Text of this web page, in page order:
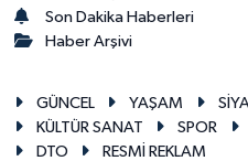
Son Dakika Haberleri
Haber Arşivi
GÜNCEL YAŞAM
KÜLTÜR SANAT
SPOR
DTO
RESMİ REKLAM